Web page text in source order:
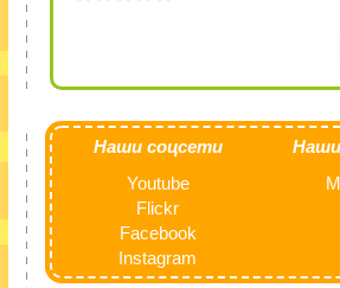
Наши соцсети
Youtube
Flickr
Facebook
Instagram